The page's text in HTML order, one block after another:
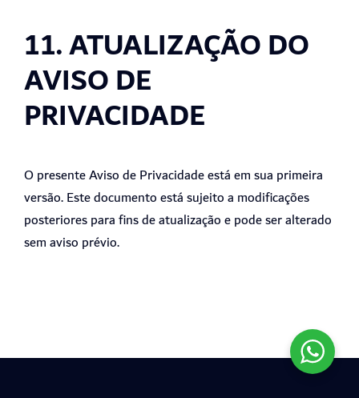
11. ATUALIZAÇÃO DO
AVISO DE
PRIVACIDADE
O presente Aviso de Privacidade está em sua primeira
versão. Este documento está sujeito a modificações
posteriores para fins de atualização e pode ser alterado
sem aviso prévio.